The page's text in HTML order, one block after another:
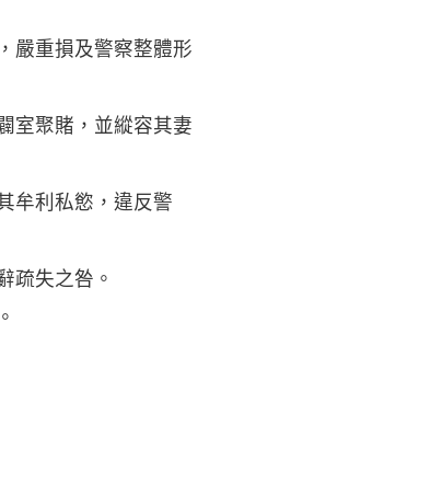
嚴重損及警察整體形
室聚賭，並縱容其妻
牟利私慾，違反警
疏失之咎。